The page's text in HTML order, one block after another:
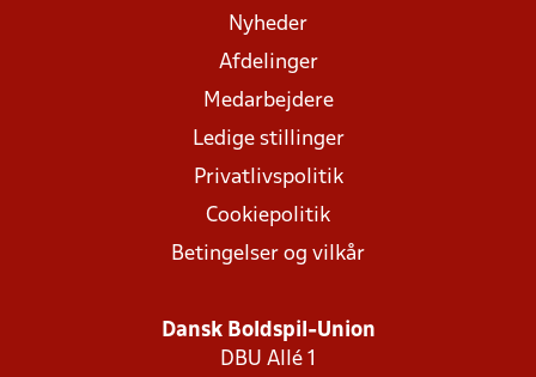
Nyheder
Afdelinger
Medarbejdere
Ledige stillinger
Privatlivspolitik
Cookiepolitik
Betingelser og vilkår
Dansk Boldspil-Union
DBU Allé 1